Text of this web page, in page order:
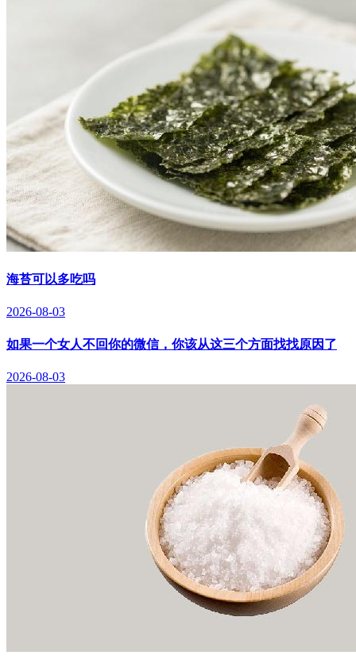
海苔可以多吃吗
2026-08-03
如果一个女人不回你的微信，你该从这三个方面找找原因了
2026-08-03